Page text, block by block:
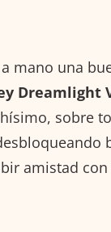
mano una
Dreamlight
sobre
amistad